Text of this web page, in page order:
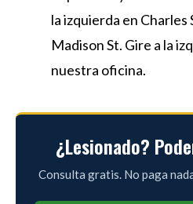
la izquierda en
Madison St. Gire a la
nuestra oficina.
¿Lesionado?
Consulta gratis. No paga